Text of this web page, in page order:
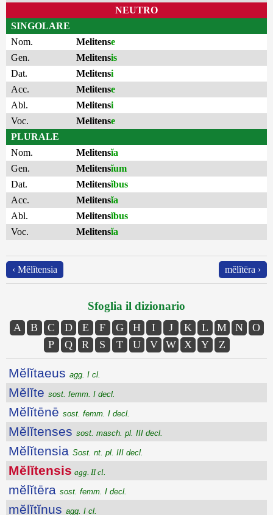
NEUTRO
SINGOLARE
Nom.
Melitense
Gen.
Melitensis
Dat.
Melitensi
Acc.
Melitense
Abl.
Melitensi
Voc.
Melitense
PLURALE
Nom.
Melitensĭa
Gen.
Melitensĭum
Dat.
Melitensĭbus
Acc.
Melitensĭa
Abl.
Melitensĭbus
Voc.
Melitensĭa
‹ Mĕlĭtensia mĕlĭtēra ›
Sfoglia il dizionario
A B C D E F G H I J K L M N
O
P
Q R S T U V W X Y Z
Mĕlĭtaeus agg. I cl.
Mĕlĭte sost. femm. I decl.
Mĕlĭtēnē sost. femm. I decl.
Mĕlĭtenses sost. masch. pl. III decl.
Mĕlĭtensia Sost. nt. pl. III decl.
Mĕlĭtensis agg. II cl.
mĕlĭtēra sost. femm. I decl.
mĕlĭtĭnus agg. I cl.